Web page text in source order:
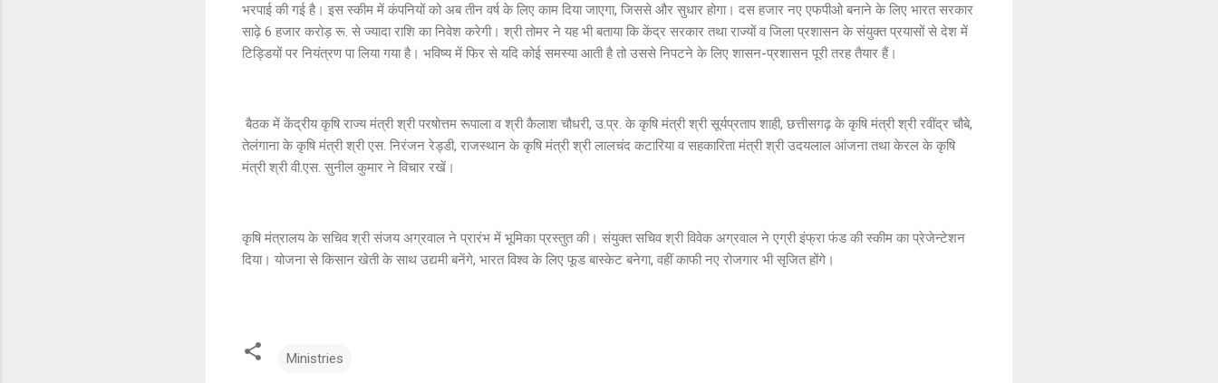
भरपाई की गई है। इस स्कीम में कंपनियों को अब तीन वर्ष के लिए काम दिया जाएगा, जिससे और सुधार होगा। दस हजार नए एफपीओ बनाने के लिए भारत सरकार
साढ़े 6 हजार करोड़ रू. से ज्यादा राशि का निवेश करेगी। श्री तोमर ने यह भी बताया कि केंद्र सरकार तथा राज्यों व जिला प्रशासन के संयुक्त प्रयासों से देश में
टिड्डियों पर नियंत्रण पा लिया गया है। भविष्य में फिर से यदि कोई समस्या आती है तो उससे निपटने के लिए शासन-प्रशासन पूरी तरह तैयार हैं।
बैठक में केंद्रीय कृषि राज्य मंत्री श्री परषोत्तम रूपाला व श्री कैलाश चौधरी, उ.प्र. के कृषि मंत्री श्री सूर्यप्रताप शाही, छत्तीसगढ़ के कृषि मंत्री श्री रवींद्र चौबे,
तेलंगाना के कृषि मंत्री श्री एस. निरंजन रेड्डी, राजस्थान के कृषि मंत्री श्री लालचंद कटारिया व सहकारिता मंत्री श्री उदयलाल आंजना तथा केरल के कृषि
मंत्री श्री वी.एस. सुनील कुमार ने विचार रखें।
कृषि मंत्रालय के सचिव श्री संजय अग्रवाल ने प्रारंभ में भूमिका प्रस्तुत की। संयुक्त सचिव श्री विवेक अग्रवाल ने एग्री इंफ्रा फंड की स्कीम का प्रेजेन्टेशन
दिया। योजना से किसान खेती के साथ उद्यमी बनेंगे, भारत विश्व के लिए फूड बास्केट बनेगा, वहीं काफी नए रोजगार भी सृजित होंगे।
Ministries